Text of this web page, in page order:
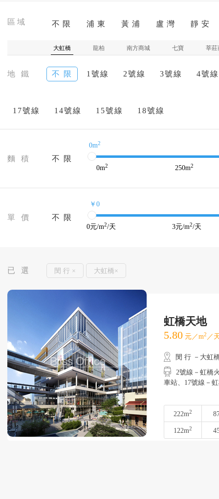
區域 不 限 浦 東 黃 浦 盧 灣 靜 安
大虹橋 龍柏 南方商城 七寶 莘莊
地 鐵 不 限 1號線 2號線 3號線 4號線
17號線 14號線 15號線 18號線
麵 積 不 限
0m2
0m2 250m2
單 價 不 限
￥0
0元/m2/天 3元/m2/天
已 選 閔 行 × 大虹橋×
虹橋天地
5.80 元／m2 ／
閔 行 －大虹
2號線－虹橋火
車站、17號線－
222m2
122m2